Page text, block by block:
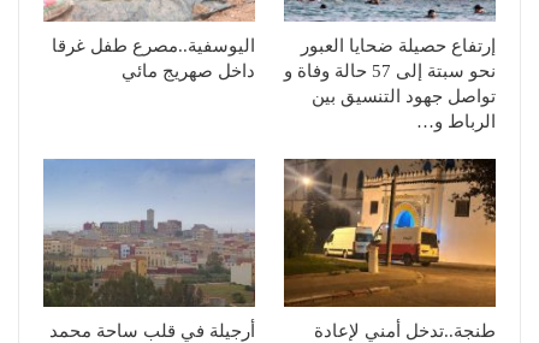
إرتفاع حصيلة ضحايا العبور
نحو سبتة إلى 57 حالة وفاة و
تواصل جهود التنسيق بين
الرباط و…
اليوسفية..مصرع طفل غرقا
داخل صهريج مائي
طنجة..تدخل أمني لإعادة
أرجيلة في قلب ساحة محمد